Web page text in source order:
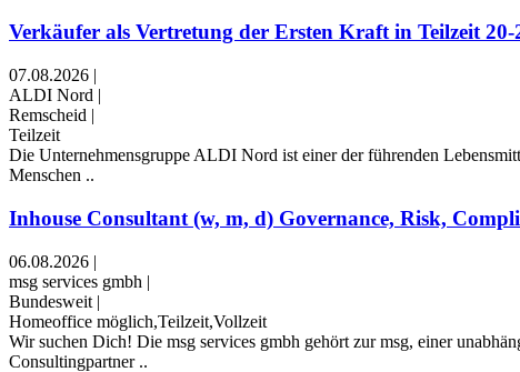
Verkäufer als Vertretung der Ersten Kraft in Teilzeit 20-
07.08.2026 |
ALDI Nord |
Remscheid |
Teilzeit
Die Unternehmensgruppe ALDI Nord ist einer der führenden
Menschen ..
Inhouse Consultant (w, m, d) Governance, Risk,
06.08.2026 |
msg services gmbh |
Bundesweit |
Homeoffice möglich,Teilzeit,Vollzeit
Wir suchen Dich! Die msg services gmbh gehört zur msg, einer
Consultingpartner ..